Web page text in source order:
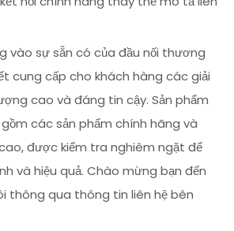
vào sự sẵn có của đầu nối thương
cung cấp cho khách hàng các giải
cao và đáng tin cậy. Sản phẩm
các sản phẩm chính hãng và
được kiểm tra nghiêm ngặt để
và hiệu quả. Chào mừng bạn đến
thông qua thông tin liên hệ bên